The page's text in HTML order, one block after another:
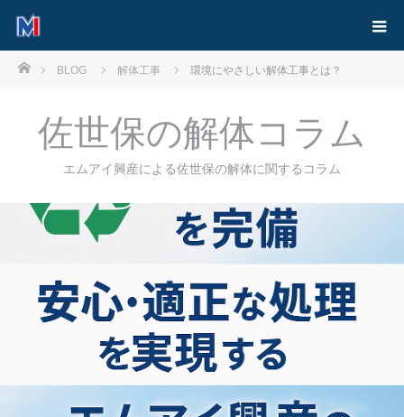
ホームBLOG 解体工事 環境にやさしい解体工事とは？
佐世保の解体コラム
エムアイ興産による佐世保の解体に関するコラム